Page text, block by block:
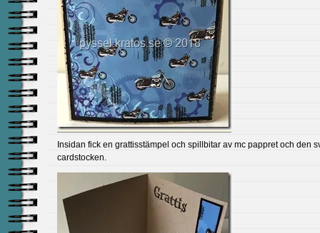
Insidan fick en grattisstämpel och spillbitar av mc pappret och den
cardstocken.